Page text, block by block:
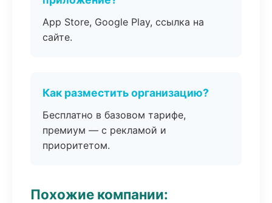
App Store, Google Play, ссылка на
сайте.
Как разместить организацию?
Бесплатно в базовом тарифе,
премиум — с рекламой и
приоритетом.
Похожие компании: